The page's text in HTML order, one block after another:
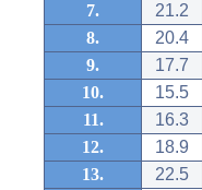
7.
21.2
8.
20.4
9.
17.7
10.
15.5
11.
16.3
12.
18.9
13.
22.5